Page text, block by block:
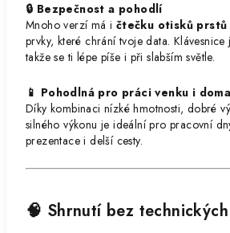
🔒 Bezpečnost a pohodlí
Mnoho verzí má i čtečku otisků prstů
prvky, které chrání tvoje data.
takže se ti lépe píše i při slabším světle.
📱 Pohodlná pro práci venku i doma
Díky kombinaci nízké hmotnosti, dobré
silného výkonu je ideální pro pracovní
prezentace i delší cesty.
🧠 Shrnutí bez